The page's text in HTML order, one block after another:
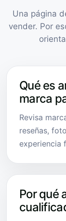
Una página
vender. Por
Qué es
marca
Revisa
reseñas,
experiencia
Por qué